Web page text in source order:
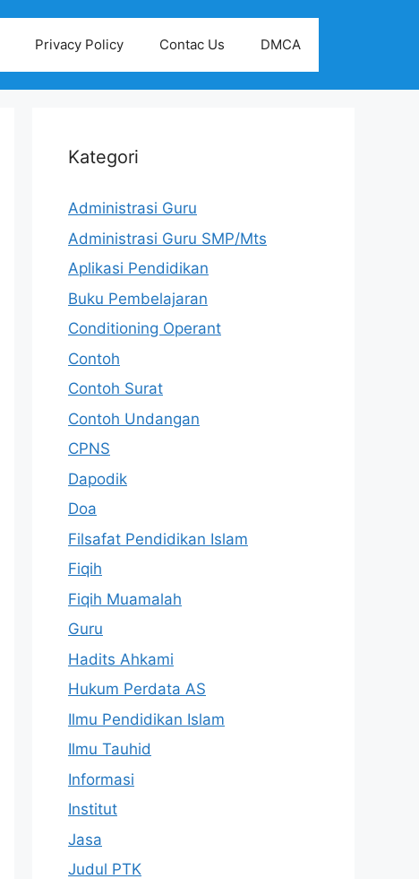
Privacy Policy Contac Us DMCA
Kategori
Administrasi Guru
Administrasi Guru SMP/Mts
Aplikasi Pendidikan
Buku Pembelajaran
Conditioning Operant
Contoh
Contoh Surat
Contoh Undangan
CPNS
Dapodik
Doa
Filsafat Pendidikan Islam
Fiqih
Fiqih Muamalah
Guru
Hadits Ahkami
Hukum Perdata AS
Ilmu Pendidikan Islam
Ilmu Tauhid
Informasi
Institut
Jasa
Judul PTK